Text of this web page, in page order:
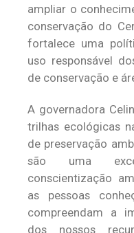
ampliar o
conservação do
fortalece uma
uso responsável
de conservação e
A governadora
trilhas ecológicas
de preservação
são uma
conscientização
as pessoas
compreendam a
dos nossos